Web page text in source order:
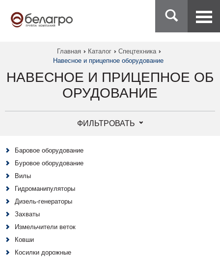
Главная Каталог
Спецтехника
Навесное и прицепное оборудование
НАВЕСНОЕ И ПРИЦЕПНОЕ ОБ
ОРУДОВАНИЕ
ФИЛЬТРОВАТЬ
Баровое оборудование
Буровое оборудование
Вилы
Гидроманипуляторы
Дизель-генераторы
Захваты
Измельчители веток
Ковши
Косилки дорожные